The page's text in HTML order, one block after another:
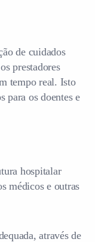
de cuidados
prestadores
tempo real. Isto
para os doentes e
hospitalar
médicos e outras
através de